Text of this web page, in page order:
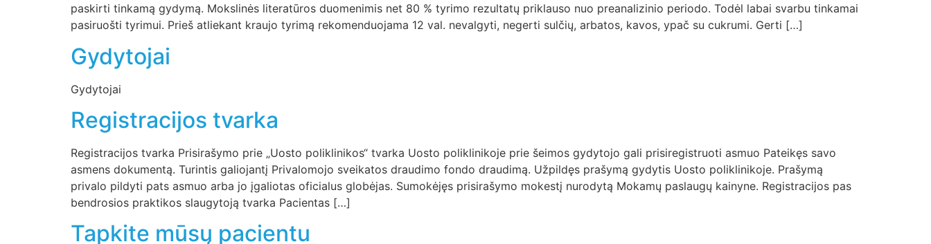
paskirti tinkamą gydymą. Mokslinės literatūros duomenimis net 80 % tyrimo rezultatų priklauso nuo preanalizinio periodo. Todėl labai svarbu tinkamai
pasiruošti tyrimui. Prieš atliekant kraujo tyrimą rekomenduojama 12 val. nevalgyti, negerti sulčių, arbatos, kavos, ypač su cukrumi. Gerti […]
Gydytojai
Gydytojai
Registracijos tvarka
Registracijos tvarka Prisirašymo prie „Uosto poliklinikos“ tvarka Uosto poliklinikoje prie šeimos gydytojo gali prisiregistruoti asmuo Pateikęs savo
asmens dokumentą. Turintis galiojantį Privalomojo sveikatos draudimo fondo draudimą. Užpildęs prašymą gydytis Uosto poliklinikoje. Prašymą
privalo pildyti pats asmuo arba jo įgaliotas oficialus globėjas. Sumokėjęs prisirašymo mokestį nurodytą Mokamų paslaugų kainyne. Registracijos pas
bendrosios praktikos slaugytoją tvarka Pacientas […]
Tapkite mūsų pacientu